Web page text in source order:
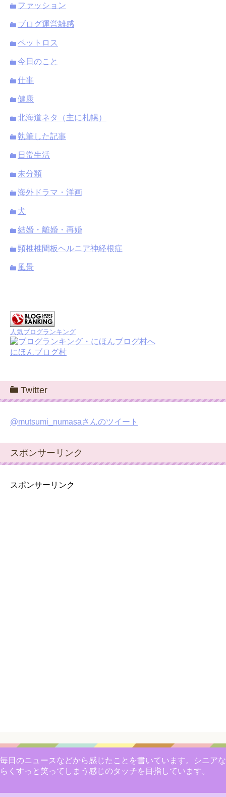
ファッション
ブログ運営雑感
ペットロス
今日のこと
仕事
健康
北海道ネタ（主に札幌）
執筆した記事
日常生活
未分類
海外ドラマ・洋画
犬
結婚・離婚・再婚
頸椎椎間板ヘルニア神経根症
風景
人気ブログランキング
にほんブログ村
Twitter
@mutsumi_numasaさんのツイート
スポンサーリンク
スポンサーリンク
毎日のニュースなどから感じたことを書いています。シニアな
らくすっと笑ってしまう感じのタッチを目指しています。